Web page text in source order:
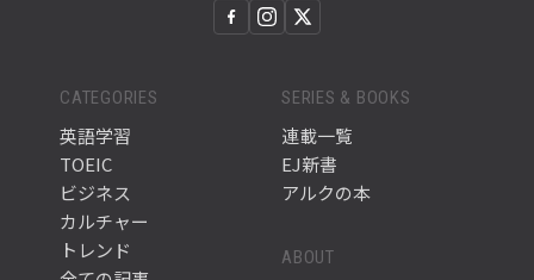
CATEGORIES
英語学習
TOEIC
ビジネス
カルチャー
トレンド
SERIES & BOOKS
連載一覧
EJ新書
アルクの本
ABOUT